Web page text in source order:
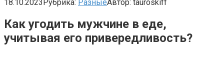
18.10.2023Рубрика: РазныеАвтор: tauroskiff
Как угодить мужчине в еде,
учитывая его привередливость?